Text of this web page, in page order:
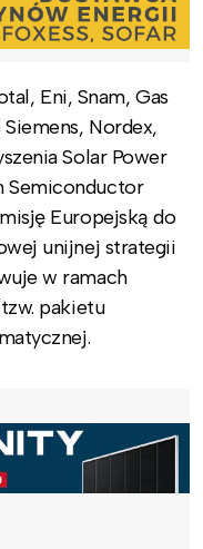
Eni, Snam, Gas
Nordex,
Solar Power
Semiconductor
Europejską do
unijnej strategii
w ramach
pakietu